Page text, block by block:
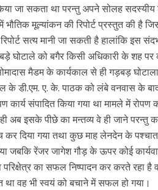
जा सकता था परन्तु अपने सोलह सदस्यीय
भौतिक मूल्यांकन की रिपोर्ट प्रस्तुत की है
रिपोर्ट सत्य मानी जा सकती है हालांकि
बड़े घोटाले को बगैर किसी अधिकारी के शह
मैडम के कार्यकाल से ही गड़बड़
के डी.एम. ए. के. पाठक को लंबे वनवास के
कार्य संपादित किया गया था मामले में
अब इसके पीछे का मन्तव्य वे ही जाने परन्तु
दिया गया तथा कुछ माह लेनदेन के
जबकि रेंजर जागेश गौड़ के ऊपर कोई
का सफल निष्पादन कर करते रहा है
था वह भी स्वयं को बचाने में सफल हो गया।